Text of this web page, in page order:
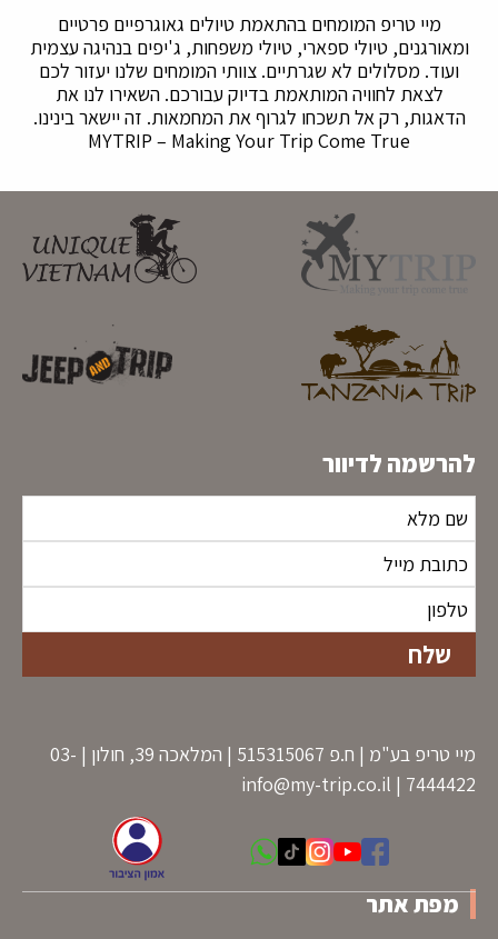
מיי טריפ המומחים בהתאמת טיולים גאוגרפיים פרטיים
ומאורגנים, טיולי ספארי, טיולי משפחות, ג'יפים בנהיגה עצמית
ועוד. מסלולים לא שגרתיים. צוותי המומחים שלנו יעזור לכם
לצאת לחוויה המותאמת בדיוק עבורכם. השאירו לנו את
הדאגות, רק אל תשכחו לגרוף את המחמאות. זה יישאר בינינו.
MYTRIP – Making Your Trip Come True
להרשמה לדיוור
מיי טריפ בע"מ | ח.פ 515315067 | המלאכה 39, חולון | 03-
7444422 |
info@my-trip.co.il
מפת אתר